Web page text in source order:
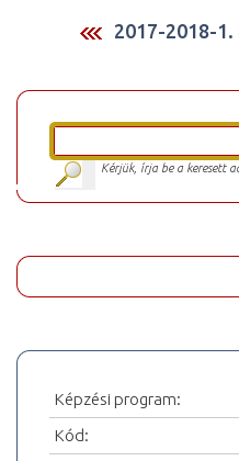
2017-2018-
Kérjük, írja be a keresett
Képzési program:
Kód: